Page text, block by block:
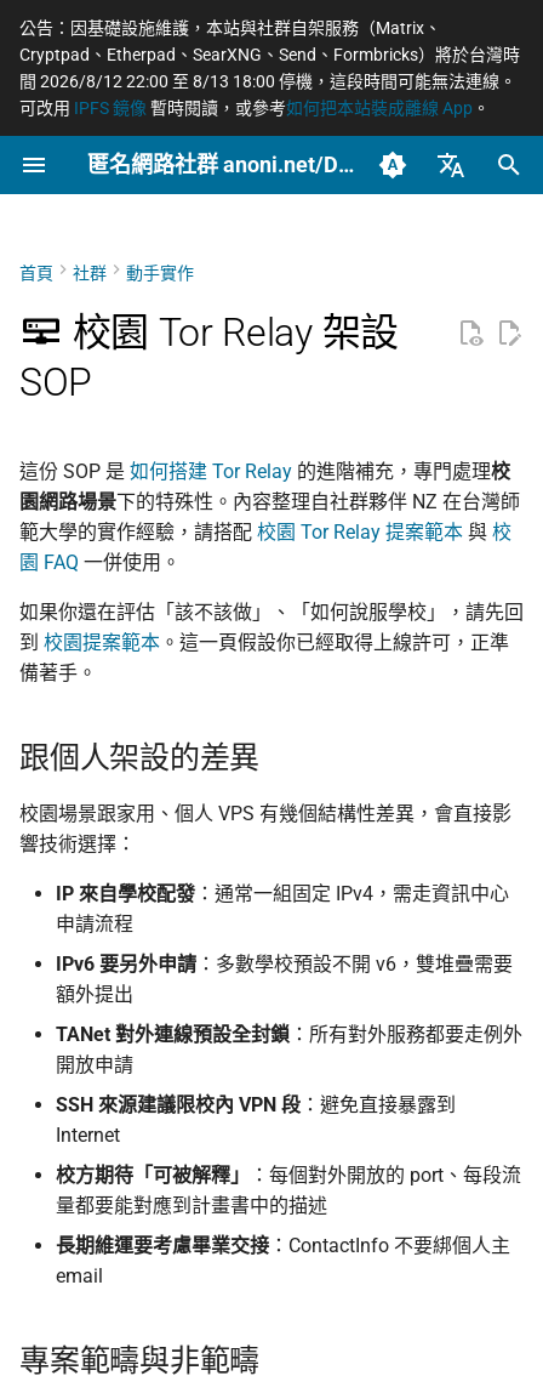
公告：因基礎設施維護，本站與社群自架服務（Matrix、
Cryptpad、Etherpad、SearXNG、Send、Formbricks）將於台灣時
間 2026/8/12 22:00 至 8/13 18:00 停機，這段時間可能無法連線。
可改用 IPFS 鏡像 暫時閱讀，或參考如何把本站裝成離線 App 。
匿名網路社群 anoni.net/Docs
English (en-US)
正
初
尋
引
概念 網路自由為什麼重要
威脅模型如何建立
社群平台怎麼收集你的
料
監控現在做得到什麼
怎麼維持多個網路身分
什麼是匿名網路？
Tor Snowflake
VPN 的風險與選擇
加密 DNS 怎麼選、怎
認真的生效
什麼是 Tails
OONI Run v2 操作說明
什麼是 CryptPad
匿名通訊工具比較
的英文密語字典
加密貨幣的隱私光譜
場景
一般人平常該做到什麼
LGBTQ+ 與性少數的匿
選舉觀察員的自保
倡議組織的匿名捐款管
在中國大陸的公開平台
播資訊
助產生目的地概況
進階
端對端加密如何運作
零知識身分驗證與支付
報告
網路政變 - InterSecLab
OONI 網站檢測清單
Tor Relays 觀測點
台灣個資法 2025 修法
揭弊者保護法的技術觀察
軟體更新日誌 Tor 更新日誌
OONI 更新日誌
2026
文章類型
OONI
Tor
技術
文章
活動
觀察
隱私
如何參與與認領主題
貢獻者百科
BECOME_ANONI
Tor Project 生態與對接
治理章程
跟個人架設的差異
服務與連線一覽
對外公開的連接埠
（Inbound）
明確封鎖
作業系統與基線
Tor 安裝建議
torrc 參考設定
方案 A：Nginx +
Onionoo（簡潔、低風險，
推薦）
方案 B：MetricsPort +
Prometheus + Grafana（可
觀測性完整）
監控、日誌與事件處置
日誌
主機層可觀測性
備份與金鑰保全
2026 年度路線圖
Tor Relay 校園建立研究專
題
匿名支付研究專題
COSCUP 2026 公開徵稿
匿名網路工作坊 2025/08
籌備頁面
籌備：匿名網路工作坊
2025/08
持續關注
首頁 社群 動手實作
校園 Tor Relay 架設
SOP
這份 SOP 是 如何搭建 Tor Relay 的進階補充，專門處理校
園網路場景下的特殊性。內容整理自社群夥伴 NZ 在台灣師
範大學的實作經驗，請搭配 校園 Tor Relay 提案範本 與 校
園 FAQ 一併使用。
如果你還在評估「該不該做」、「如何說服學校」，請先回
到 校園提案範本 。這一頁假設你已經取得上線許可，正準
備著手。
跟個人架設的差異
校園場景跟家用、個人 VPS 有幾個結構性差異，會直接影
響技術選擇：
IP 來自學校配發 ：通常一組固定 IPv4，需走資訊中心
申請流程
IPv6 要另外申請 ：多數學校預設不開 v6，雙堆疊需要
額外提出
TANet 對外連線預設全封鎖 ：所有對外服務都要走例外
開放申請
SSH 來源建議限校內 VPN 段 ：避免直接暴露到
Internet
校方期待「可被解釋」
：每個對外開放的 port、每段流
量都要能對應到計畫書中的描述
長期維運要考慮畢業交接 ：ContactInfo 不要綁個人主
email
專案範疇與非範疇